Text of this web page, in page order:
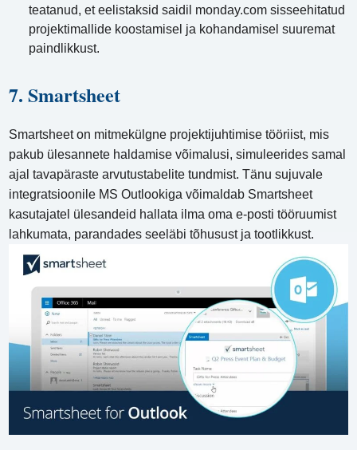
teatanud, et eelistaksid saidil monday.com sisseehitatud
projektimallide koostamisel ja kohandamisel suuremat
paindlikkust.
7. Smartsheet
Smartsheet on mitmekülgne projektijuhtimise tööriist, mis
pakub ülesannete haldamise võimalusi, simuleerides samal
ajal tavapäraste arvutustabelite tundmist. Tänu sujuvale
integratsioonile MS Outlookiga võimaldab Smartsheet
kasutajatel ülesandeid hallata ilma oma e-posti tööruumist
lahkumata, parandades seeläbi tõhusust ja tootlikkust.